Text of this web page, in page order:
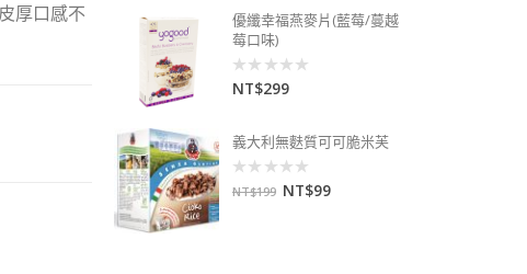
厚口感不
優纖幸福燕麥片(藍莓/蔓越
莓口味)
0
NT$299
義大利無麩質可可脆米芙
0
out
NT$199 NT$99